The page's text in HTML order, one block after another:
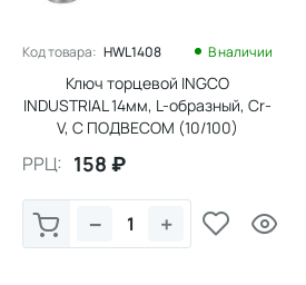
Код товара: HWL1408 В наличии
Ключ торцевой INGCO
INDUSTRIAL 14мм, L-образный, Cr-
V, С ПОДВЕСОМ (10/100)
РРЦ: 158 ₽
+
−